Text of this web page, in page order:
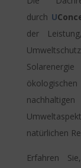
durch U
der
natürlichen
Erfahren